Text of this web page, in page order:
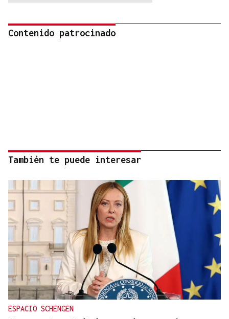
Contenido patrocinado
También te puede interesar
ESPACIO SCHENGEN